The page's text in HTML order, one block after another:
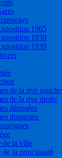
1905
1930
1939
de la rive gauche
de la rive droite
déposées
disparues
de la ville
de la principauté